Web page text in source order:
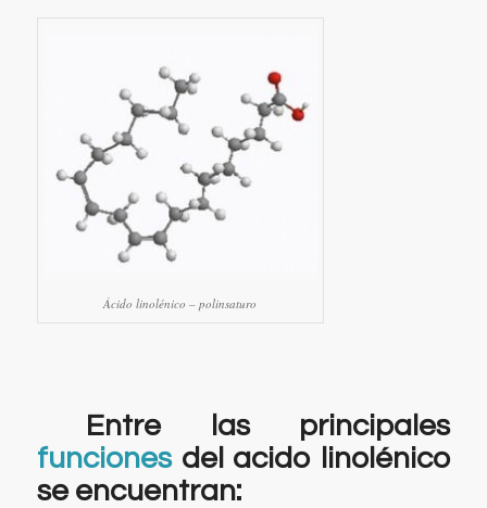
Ácido linolénico – polinsaturo
Entre las principales
funcionesdel acido linolénico
se encuentran: